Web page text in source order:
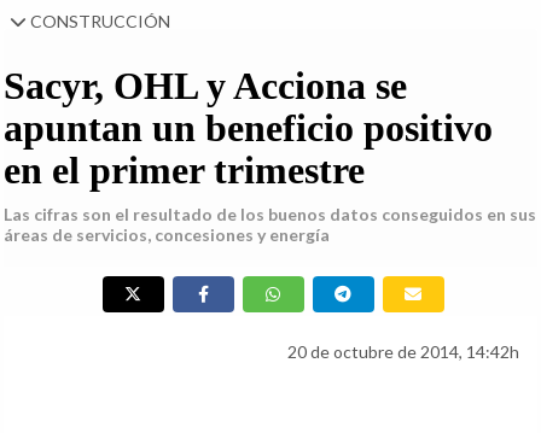
CONSTRUCCIÓN
Sacyr, OHL y Acciona se
apuntan un beneficio positivo
en el primer trimestre
Las cifras son el resultado de los buenos datos conseguidos en sus
áreas de servicios, concesiones y energía
20 de octubre de 2014, 14:42h